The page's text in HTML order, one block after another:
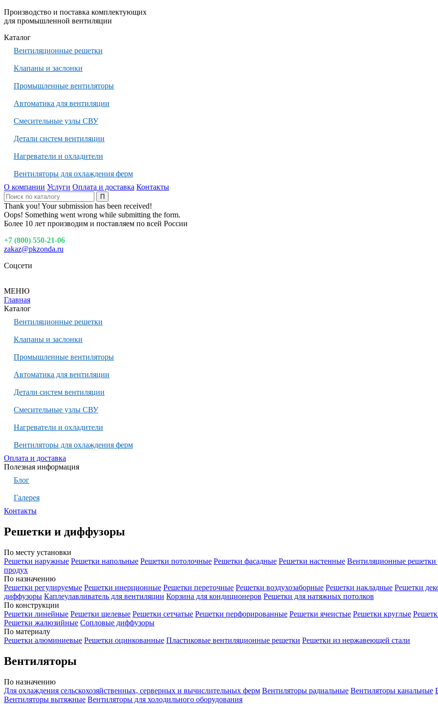
Производство и поставка комплектующих
для промышленной вентиляции
Каталог
Вентиляционные решетки
Клапаны и заслонки
Промышленные вентиляторы
Автоматика для вентиляции
Смесительные узлы СВУ
Детали систем вентиляции
Нагреватели и охладители
Вентиляторы для охлаждения ферм
О компании Услуги Оплата и доставка Контакты
Thank you! Your submission has been received!
Oops! Something went wrong while submitting the form.
Более 10 лет производим и поставляем по всей России
+7 (800) 550-21-06
zakaz@pkzonda.ru
Соцсети
МЕНЮ
Главная
Каталог
Вентиляционные решетки
Клапаны и заслонки
Промышленные вентиляторы
Автоматика для вентиляции
Детали систем вентиляции
Смесительные узлы СВУ
Нагреватели и охладители
Вентиляторы для охлаждения ферм
Оплата и доставка
Полезная информация
Блог
Галерея
Контакты
Решетки и диффузоры
По месту установки
Решетки наружные Решетки напольные Решетки потолочные Решетки фасадные Решетки настенные Вентиляционные решетки
продух
По назначению
Решетки регулируемые Решетки инерционные Решетки переточные Решетки воздухозаборные Решетки накладные Решетки
диффузоры Каплеулавливатель для вентиляции Корзина для кондиционеров Решетки для натяжных потолков
По конструкции
Решетки линейные Решетки щелевые Решетки сетчатые Решетки перфорированные Решетки ячеистые Решетки круглые
Решетки жалюзийные Сопловые диффузоры
По материалу
Решетки алюминиевые Решетки оцинкованные Пластиковые вентиляционные решетки Решетки из нержавеющей стали
Вентиляторы
По назначению
Для охлаждения сельскохозяйственных, серверных и вычислительных ферм Вентиляторы радиальные Вентиляторы канальные
Вентиляторы вытяжные Вентиляторы для холодильного оборудования